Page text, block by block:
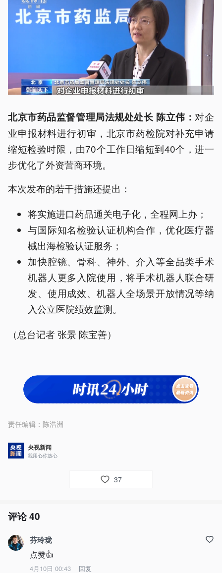
北京市药品监督管理局法规处处长 陈立伟：对企
业申报材料进行初审，北京市药检院对补充申请
缩短检验时限，由70个工作日缩短到40个，进一
步优化了外资营商环境。
本次发布的若干措施还提出：
将实施进口药品通关电子化，全程网上办；
与国际知名检验认证机构合作，优化医疗器
械出海检验认证服务；
加快腔镜、骨科、神外、介入等全品类手术
机器人更多入院使用，将手术机器人联合研
发、使用成效、机器人全场景开放情况等纳
入公立医院绩效监测。
（总台记者 张景 陈宝善）
责任编辑： 陈浩洲
央视新闻
我用心你放心
37
评论40
芬玲珑
点赞👍
4月10日 00:43 回复